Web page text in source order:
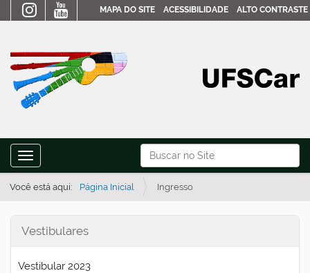
Busca
Busca Avançada…
MAPA DO SITE ACESSIBILIDADE ALTO CONTRASTE
Toggle navigation
Você está aqui: Página Inicial Ingresso
Vestibulares
Vestibular 2023